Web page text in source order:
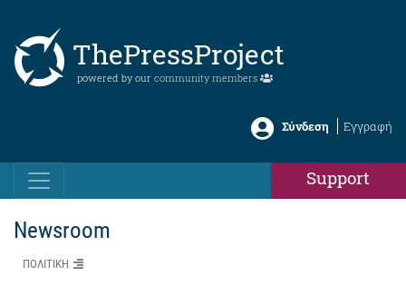
ThePressProject
powered by our community members
Σύνδεση Εγγραφή
Support
Newsroom
ΠΟΛΙΤΙΚΗ